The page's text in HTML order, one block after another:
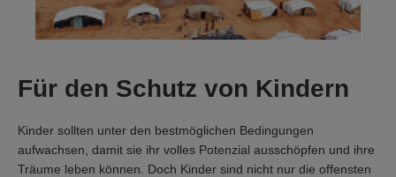
Für den Schutz von Kindern
Kinder sollten unter den bestmöglichen Bedingungen
aufwachsen, damit sie ihr volles Potenzial ausschöpfen und ihre
Träume leben können. Doch Kinder sind nicht nur die offensten